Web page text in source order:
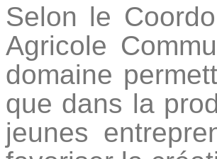
Selon le
Agricole
domaine
que dans la
jeunes